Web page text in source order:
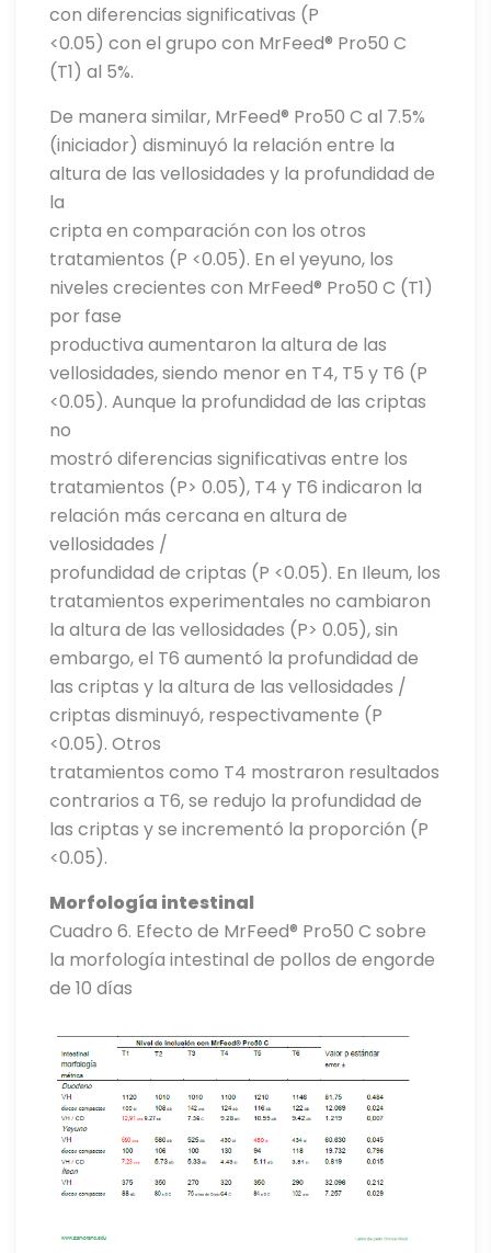
con diferencias significativas (P
<0.05) con el grupo con MrFeed® Pro50 C
(T1) al 5%.
De manera similar, MrFeed® Pro50 C al 7.5%
(iniciador) disminuyó la relación entre la
altura de las vellosidades y la profundidad de
la
cripta en comparación con los otros
tratamientos (P <0.05). En el yeyuno, los
niveles crecientes con MrFeed® Pro50 C (T1)
por fase
productiva aumentaron la altura de las
vellosidades, siendo menor en T4, T5 y T6 (P
<0.05). Aunque la profundidad de las criptas
no
mostró diferencias significativas entre los
tratamientos (P> 0.05), T4 y T6 indicaron la
relación más cercana en altura de
vellosidades /
profundidad de criptas (P <0.05). En Ileum, los
tratamientos experimentales no cambiaron
la altura de las vellosidades (P> 0.05), sin
embargo, el T6 aumentó la profundidad de
las criptas y la altura de las vellosidades /
criptas disminuyó, respectivamente (P
<0.05). Otros
tratamientos como T4 mostraron resultados
contrarios a T6, se redujo la profundidad de
las criptas y se incrementó la proporción (P
<0.05).
Morfología intestinal
Cuadro 6. Efecto de MrFeed® Pro50 C sobre
la morfología intestinal de pollos de engorde
de 10 días